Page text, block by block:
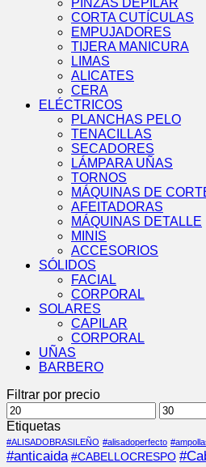
PINZAS DEPILAR
CORTA CUTÍCULAS
EMPUJADORES
TIJERA MANICURA
LIMAS
ALICATES
CERA
ELÉCTRICOS
PLANCHAS PELO
TENACILLAS
SECADORES
LÁMPARA UÑAS
TORNOS
MÁQUINAS DE
AFEITADORAS
MÁQUINAS DETALLE
MINIS
ACCESORIOS
SÓLIDOS
FACIAL
CORPORAL
SOLARES
CAPILAR
CORPORAL
UÑAS
BARBERO
Filtrar por precio
Precio
mínimo
Precio
máximo
Etiquetas
#ALISADOBRASILEÑO #alisadoperfecto
#anticaida #CABELLOCRESPO